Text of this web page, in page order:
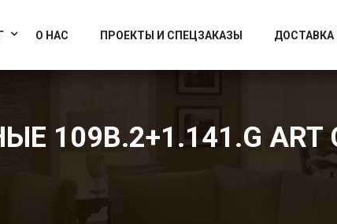
О НАС ПРОЕКТЫ И СПЕЦЗАКАЗЫ ДОСТАВКА
109B.2+1.141.G ART